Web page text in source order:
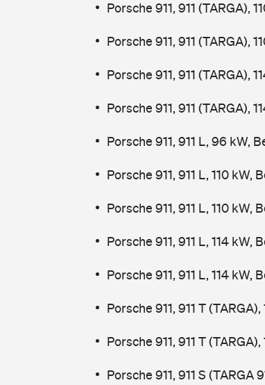
Porsche 911, 911 (TARGA),
Porsche 911, 911 (TARGA),
Porsche 911, 911 (TARGA),
Porsche 911, 911 (TARGA),
Porsche 911, 911 L, 96 kW,
Porsche 911, 911 L, 110 kW,
Porsche 911, 911 L, 110 kW,
Porsche 911, 911 L, 114 kW,
Porsche 911, 911 L, 114 kW,
Porsche 911, 911 T
Porsche 911, 911 T
Porsche 911, 911 S (TARGA